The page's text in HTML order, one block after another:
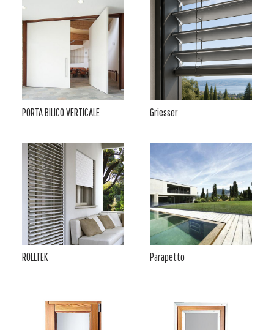
PORTA BILICO VERTICALE Griesser
ROLLTEK Parapetto